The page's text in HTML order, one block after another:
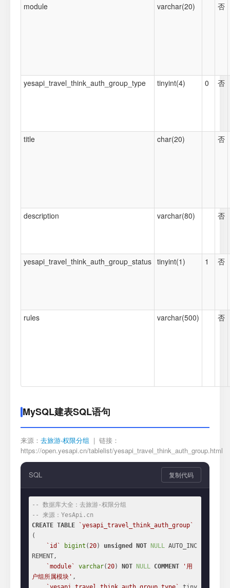
module
varchar(20) 否
yesapi_travel_think_auth_group_type tinyint(4) 0 否
title char(20) 否
description varchar(80) 否
yesapi_travel_think_auth_group_status tinyint(1) 1 否
rules varchar(500) 否
MySQL建表SQL语句
来源： 去旅游-权限分组 | 链接：
https://open.yesapi.cn/tablelist/yesapi_travel_think_auth_group.html
SQL 复制代码
-- 数据库大全：去旅游-权限分组
-- 来源：YesApi.cn
CREATE TABLE
`yesapi_travel_think_auth_group`
(
`id`
bigint (20) unsigned NOT NULL AUTO_INC
REMENT,
`module`
varchar(20) NOT NULL COMMENT
'用
户组所属模块' ,